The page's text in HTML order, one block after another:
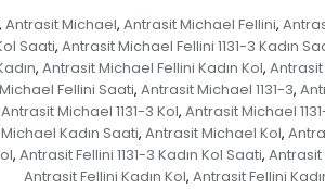
, Antrasit Michael, Antrasit Michael Fellini,
Saati, Antrasit Michael Fellini 1131-3 Kadın
, Antrasit Michael Fellini Kadın Kol, Antrasit
Fellini Saati, Antrasit Michael 1131-3,
Antrasit Michael 1131-3 Kol, Antrasit Michael
Kadın Saati, Antrasit Michael Kol,
, Antrasit Fellini 1131-3 Kadın Kol Saati, Antrasit
Antrasit Fellini Kadın Kol, Antrasit Fellini